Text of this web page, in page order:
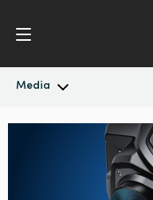
Media
NovedadesArgentina